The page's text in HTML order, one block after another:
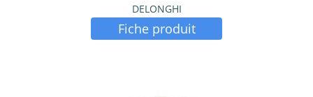
DELONGHI
Fiche produit